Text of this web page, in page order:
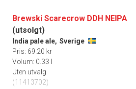
Brewski Scarecrow DDH NEIPA
(utsolgt)
India pale ale, Sverige
Pris: 69.20 kr
Volum: 0.33 l
Uten utvalg
(11413702)